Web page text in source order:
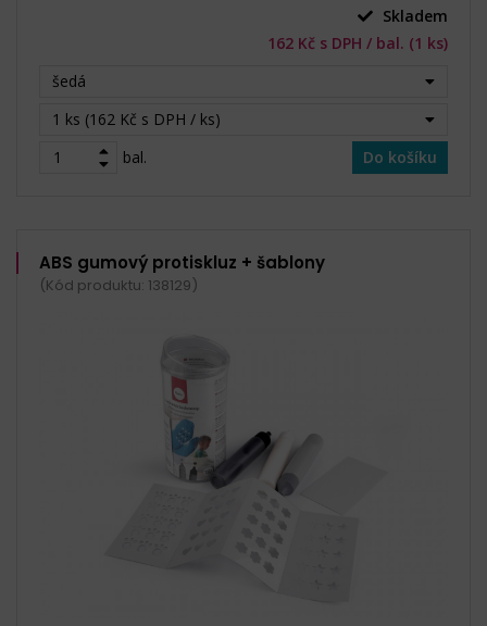
Skladem
162 Kč s DPH / bal. (1 ks)
šedá
1 ks (162 Kč s DPH / ks)
bal.
Do košíku
ABS gumový protiskluz + šablony
(Kód produktu: 138129)